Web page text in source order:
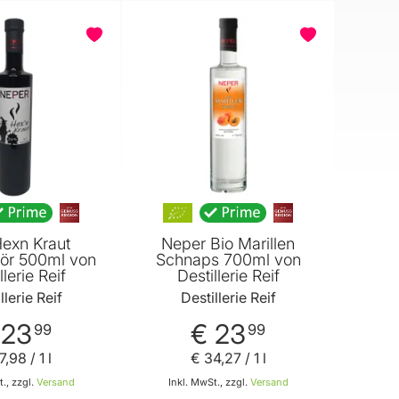
Kraut
500ml von
Reif
Reif
99
zzgl. Versand
,98 / 1 l
Neper Bio Marillen
Schnaps 700ml von
Destillerie Reif
Destillerie Reif
€ 23 99
Inkl. MwSt., zzgl. Versand
€ 34,27/ 1 l